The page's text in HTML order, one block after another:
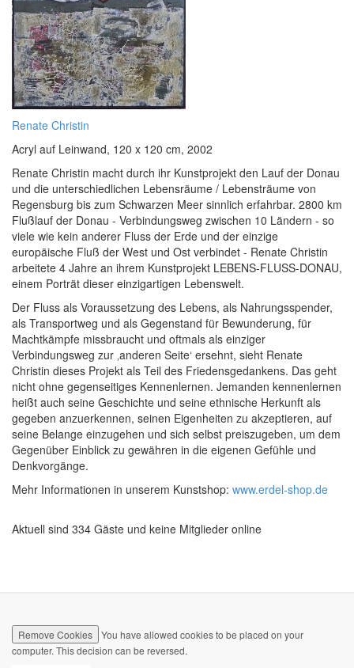
Renate Christin
Acryl auf Leinwand, 120 x 120 cm, 2002
Renate Christin macht durch ihr Kunstprojekt den Lauf der Donau
und die unterschiedlichen Lebensräume / Lebensträume von
Regensburg bis zum Schwarzen Meer sinnlich erfahrbar. 2800 km
Flußlauf der Donau - Verbindungsweg zwischen 10 Ländern - so
viele wie kein anderer Fluss der Erde und der einzige
europäische Fluß der West und Ost verbindet - Renate Christin
arbeitete 4 Jahre an ihrem Kunstprojekt LEBENS-FLUSS-DONAU,
einem Porträt dieser einzigartigen Lebenswelt.
Der Fluss als Voraussetzung des Lebens, als Nahrungsspender,
als Transportweg und als Gegenstand für Bewunderung, für
Machtkämpfe missbraucht und oftmals als einziger
Verbindungsweg zur ‚anderen Seite‘ ersehnt, sieht Renate
Christin dieses Projekt als Teil des Friedensgedankens. Das geht
nicht ohne gegenseitiges Kennenlernen. Jemanden kennenlernen
heißt auch seine Geschichte und seine ethnische Herkunft als
gegeben anzuerkennen, seinen Eigenheiten zu akzeptieren, auf
seine Belange einzugehen und sich selbst preiszugeben, um dem
Gegenüber Einblick zu gewähren in die eigenen Gefühle und
Denkvorgänge.
Mehr Informationen in unserem Kunstshop: www.erdel-shop.de
Aktuell sind 334 Gäste und keine Mitglieder online
Remove Cookies
You have allowed cookies to be placed on your
computer. This decision can be reversed.